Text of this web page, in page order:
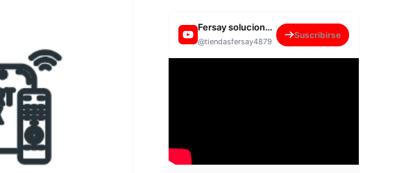
Fersay soluciones para el hogar
@tiendasfersay4879
Suscribirse